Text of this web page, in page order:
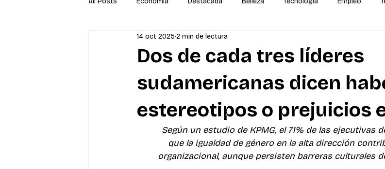
Newsletter Economía Salidas
Dos de cada tres líderes
sudamericanas dicen
estereotipos o prejuicios
14 oct 2025 2 min de lectura
Según un estudio de KPMG, el 71% de las ejecutivas
que la igualdad de género en la alta dirección
organizacional, aunque persisten barreras culturales